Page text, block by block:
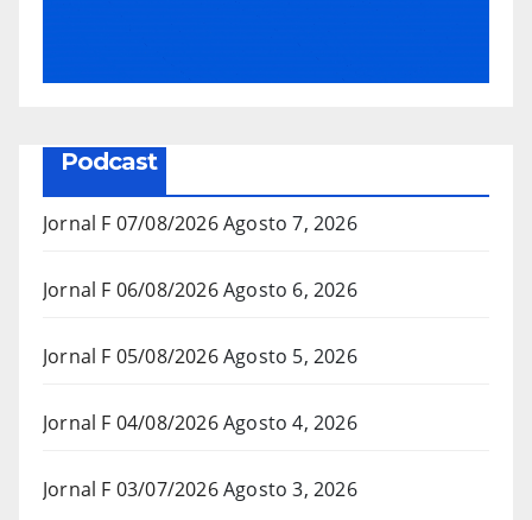
Podcast
Jornal F 07/08/2026Agosto 7, 2026
Jornal F 06/08/2026Agosto 6, 2026
Jornal F 05/08/2026Agosto 5, 2026
Jornal F 04/08/2026Agosto 4, 2026
Jornal F 03/07/2026Agosto 3, 2026